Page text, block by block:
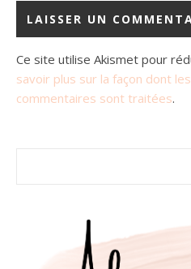
Ce site utilise Akismet pour
savoir plus sur la façon dont
commentaires sont traitées.